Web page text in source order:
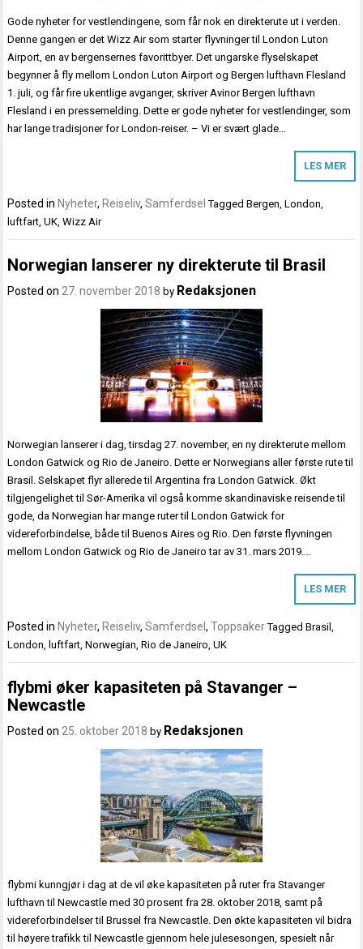
Gode nyheter for vestlendingene, som får nok en direkterute ut i verden.
Denne gangen er det Wizz Air som starter flyvninger til London Luton
Airport, en av bergensernes favorittbyer. Det ungarske flyselskapet
begynner å fly mellom London Luton Airport og Bergen lufthavn Flesland
1. juli, og får fire ukentlige avganger, skriver Avinor Bergen lufthavn
Flesland i en pressemelding. Dette er gode nyheter for vestlendinger, som
har lange tradisjoner for London-reiser. – Vi er svært glade…
LES MER
Posted in Nyheter, Reiseliv,Samferdsel TaggedBergen,London,
luftfart,UK,Wizz Air
Norwegian lanserer ny direkterute til Brasil
Posted on 27. november 2018 by Redaksjonen
Norwegian lanserer i dag, tirsdag 27. november, en ny direkterute mellom
London Gatwick og Rio de Janeiro. Dette er Norwegians aller første rute til
Brasil. Selskapet flyr allerede til Argentina fra London Gatwick. Økt
tilgjengelighet til Sør-Amerika vil også komme skandinaviske reisende til
gode, da Norwegian har mange ruter til London Gatwick for
videreforbindelse, både til Buenos Aires og Rio. Den første flyvningen
mellom London Gatwick og Rio de Janeiro tar av 31. mars 2019….
LES MER
Posted in Nyheter, Reiseliv,Samferdsel,Toppsaker TaggedBrasil
London
luftfart ,Norwegian ,Rio de Janeiro ,UK
flybmi øker kapasiteten på Stavanger –
Newcastle
Posted on25. oktober 2018 by Redaksjonen
flybmi kunngjør i dag at de vil øke kapasiteten på ruter fra Stavanger
lufthavn til Newcastle med 30 prosent fra 28. oktober 2018, samt på
videreforbindelser til Brussel fra Newcastle. Den økte kapasiteten vil bidra
til høyere trafikk til Newcastle gjennom hele julesesongen, spesielt når